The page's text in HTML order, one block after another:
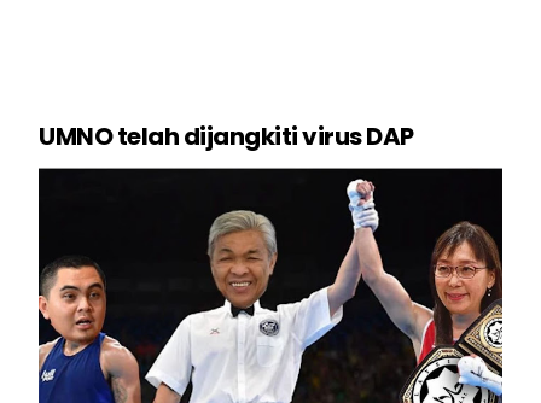
UMNO telah dijangkiti virus DAP